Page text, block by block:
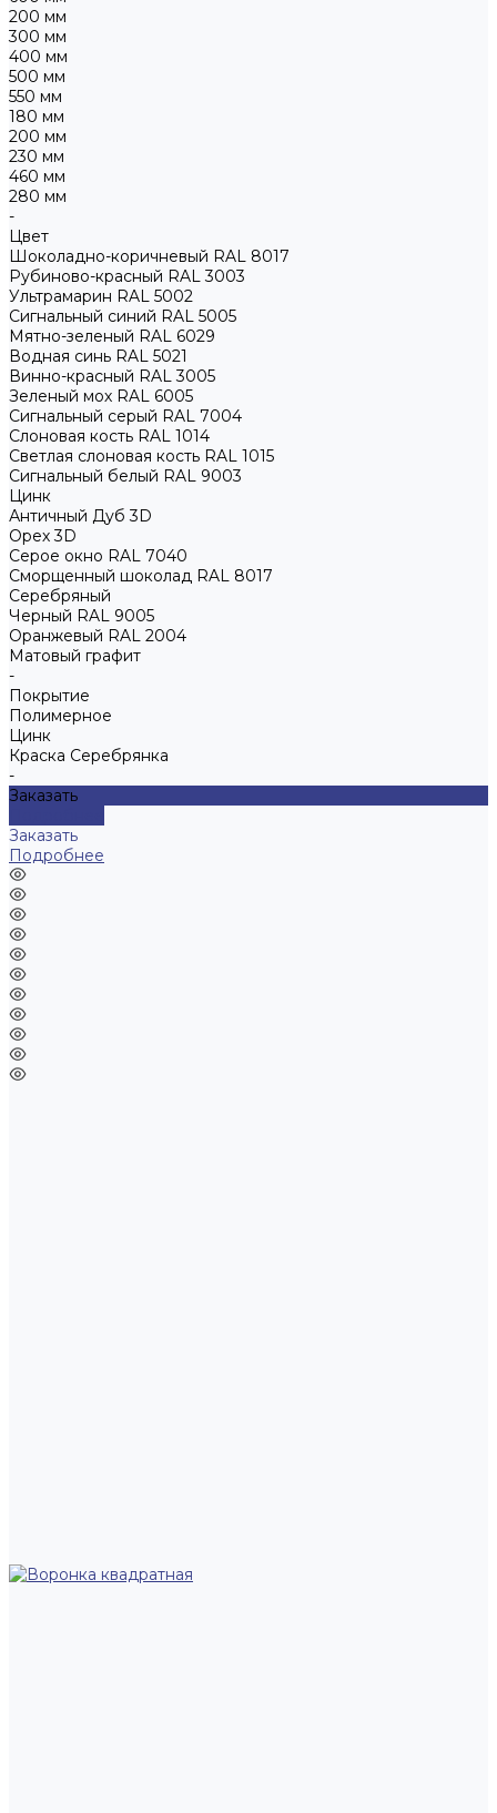
200 мм
300 мм
400 мм
500 мм
550 мм
180 мм
200 мм
230 мм
460 мм
280 мм
-
Цвет
Шоколадно-коричневый RAL 8017
Рубиново-красный RAL 3003
Ультрамарин RAL 5002
Сигнальный синий RAL 5005
Мятно-зеленый RAL 6029
Водная синь RAL 5021
Винно-красный RAL 3005
Зеленый мох RAL 6005
Сигнальный серый RAL 7004
Слоновая кость RAL 1014
Светлая слоновая кость RAL 1015
Сигнальный белый RAL 9003
Цинк
Античный Дуб 3D
Орех 3D
Серое окно RAL 7040
Сморщенный шоколад RAL 8017
Серебряный
Черный RAL 9005
Оранжевый RAL 2004
Матовый графит
-
Покрытие
Полимерное
Цинк
Краска Серебрянка
-
Заказать
Заказать
Подробнее